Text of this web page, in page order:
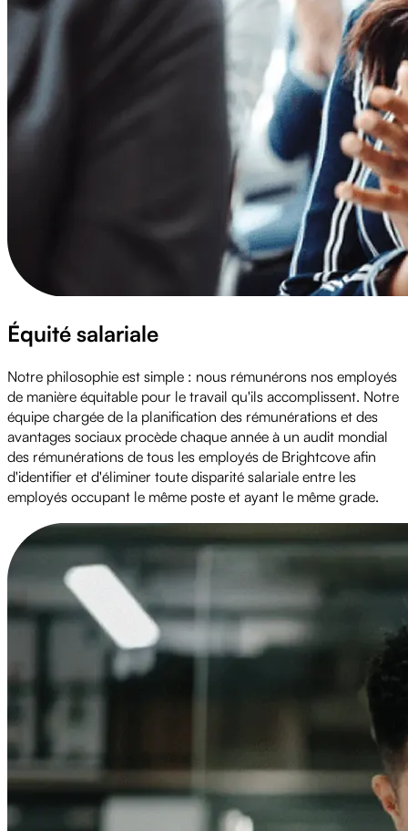
Équité salariale
Notre philosophie est simple : nous rémunérons nos employés
de manière équitable pour le travail qu'ils accomplissent. Notre
équipe chargée de la planification des rémunérations et des
avantages sociaux procède chaque année à un audit mondial
des rémunérations de tous les employés de Brightcove afin
d'identifier et d'éliminer toute disparité salariale entre les
employés occupant le même poste et ayant le même grade.